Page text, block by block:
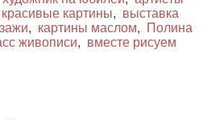
красивые картины, выставка
, картины маслом,
Полина
живописи, вместе рисуем